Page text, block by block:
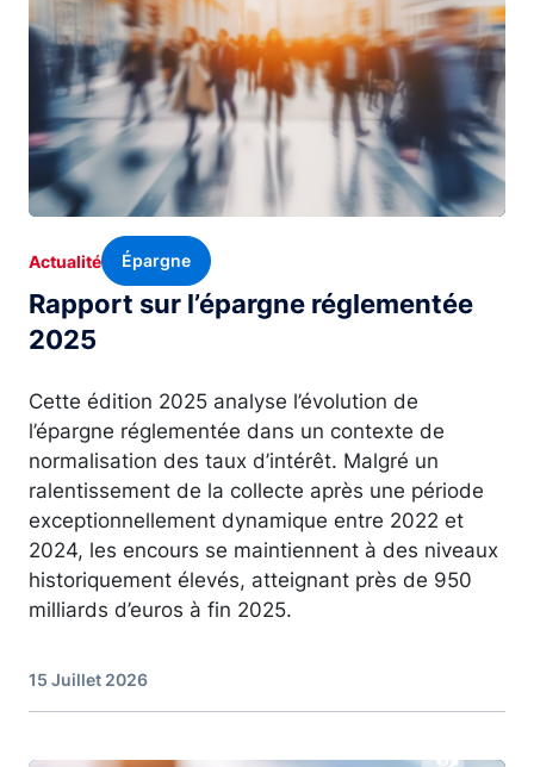
Rapport sur l’épargne réglementée
2025
Actualité Épargne
Cette édition 2025 analyse l’évolution de
l’épargne réglementée dans un contexte de
normalisation des taux d’intérêt. Malgré un
ralentissement de la collecte après une période
exceptionnellement dynamique entre 2022 et
2024, les encours se maintiennent à des niveaux
historiquement élevés, atteignant près de 950
milliards d’euros à fin 2025.
15 Juillet 2026